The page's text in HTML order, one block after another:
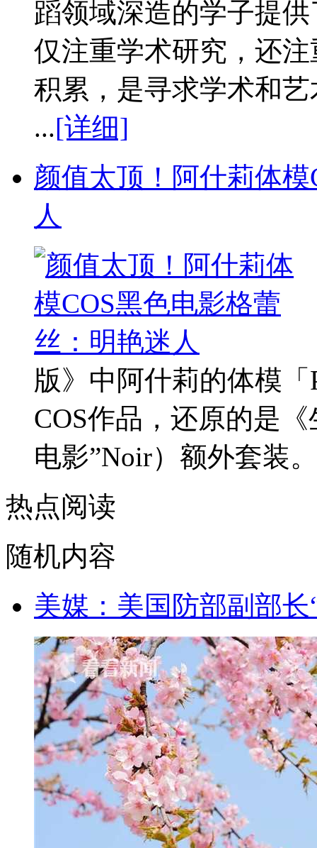
蹈领域深造的学子提
仅注重学术研究，还
积累，是寻求学术和
...[详细]
颜值太顶！阿什莉体
人
版》中阿什莉的体模
COS作品，还原的是
电影”Noir）额外套装
热点阅读
随机内容
美媒：美国防部副部长